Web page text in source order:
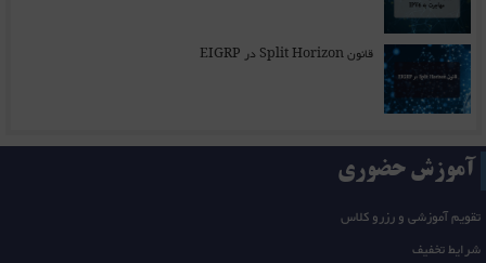
قانون Split Horizon در EIGRP
آموزش حضوری
تقویم آموزشی و رزرو کلاس
شرایط تخفیف